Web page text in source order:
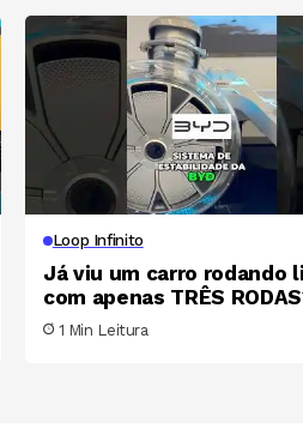
Loop Infinito
Já viu um carro rodando
com apenas TRÊS
1 Min Leitura